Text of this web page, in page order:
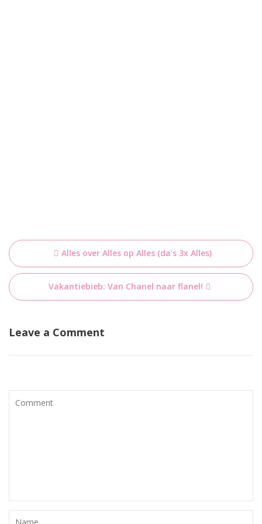
Bericht
navigatie
Alles over Alles op Alles (da’s 3x Alles)
Vakantiebieb: Van Chanel naar flanel!
Leave a Comment